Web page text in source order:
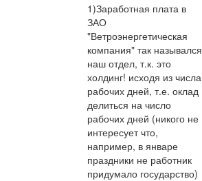
1)Заработная плата в
ЗАО
"Ветроэнергетическая
компания" так назывался
наш отдел, т.к. это
холдинг! исходя из числа
рабочих дней, т.е. оклад
делиться на число
рабочих дней (никого не
интересует что,
например, в январе
праздники не работник
придумало государство)